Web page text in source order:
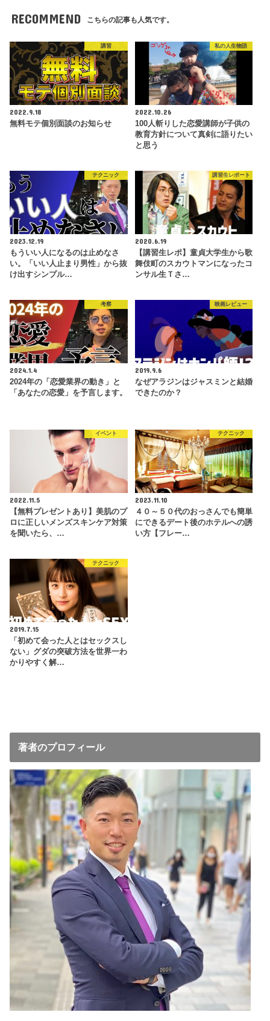
RECOMMEND こちらの記事も人気です。
講習
2022.9.18
無料モテ個別面談のお知らせ
私の人生物語
2022.10.26
100人斬りした恋愛講師が子供の
教育方針について真剣に語りたい
と思う
テクニック
2023.12.19
もういい人になるのは止めなさ
い。「いい人止まり男性」から抜
け出すシンプル…
講習生レポート
2020.6.19
【講習生レポ】童貞大学生から歌
舞伎町のスカウトマンになったコ
ンサル生Ｔさ…
考察
2024.1.4
2024年の「恋愛業界の動き」と
「あなたの恋愛」を予言します。
映画レビュー
2019.9.6
なぜアラジンはジャスミンと結婚
できたのか？
イベント
2022.11.5
【無料プレゼントあり】美肌のプ
ロに正しいメンズスキンケア対策
を聞いたら、…
テクニック
2023.11.10
４０～５０代のおっさんでも簡単
にできるデート後のホテルへの誘
い方【フレー…
テクニック
2019.7.15
「初めて会った人とはセックスし
ない」グダの突破方法を世界一わ
かりやすく解…
著者のプロフィール